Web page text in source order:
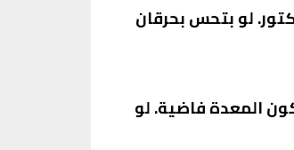
لو بتحس بحرقان
المعدة فاضية. لو